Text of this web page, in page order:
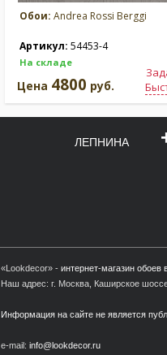
Обои: Andrea Rossi Berggi
Артикул: 54453-4
На складе
Цена 4800 руб.
ЛЕПНИНА
«Lookdecor» - интернет-магазин обоев
Наш адрес: г. Москва, Каширское
Информация на сайте не является
e-mail: info@lookdecor.ru